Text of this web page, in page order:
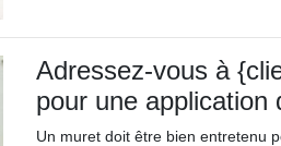
Adressez-vous à
pour une application
Un muret doit être bien entretenu